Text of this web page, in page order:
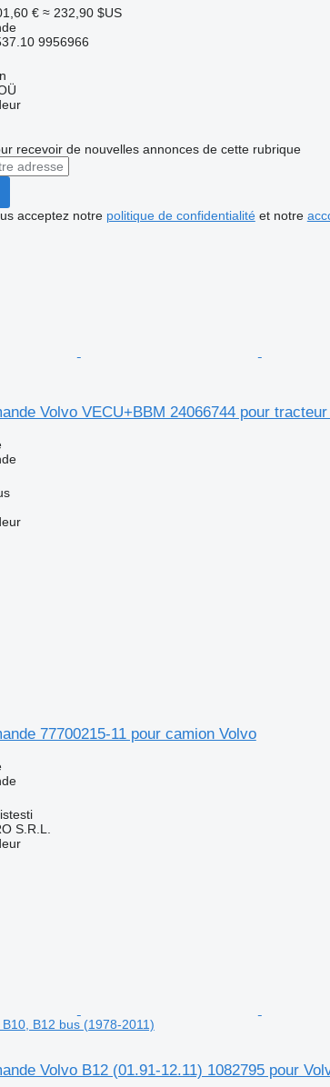
€ ≈ 232,90 $US
9956966
recevoir de nouvelles annonces de cette rubrique
acceptez notre politique de confidentialitéet notre
Volvo VECU+BBM 24066744 pour
77700215-11 pour camion Volvo
S.R.L.
B12 bus (1978-2011)
Volvo B12 (01.91-12.11) 1082795 pour